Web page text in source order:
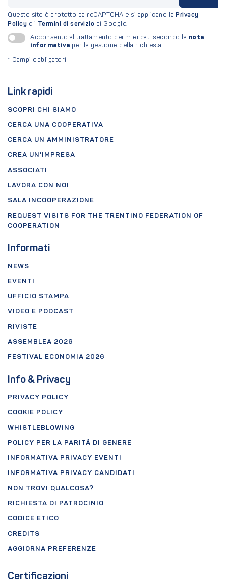
Link rapidi
SCOPRI CHI SIAMO
CERCA UNA COOPERATIVA
CERCA UN AMMINISTRATORE
CREA UN'IMPRESA
ASSOCIATI
LAVORA CON NOI
SALA INCOOPERAZIONE
REQUEST VISITS FOR THE TRENTINO FEDERATION OF
COOPERATION
Informati
NEWS
EVENTI
UFFICIO STAMPA
VIDEO E PODCAST
RIVISTE
ASSEMBLEA 2026
FESTIVAL ECONOMIA 2026
Info & Privacy
PRIVACY POLICY
COOKIE POLICY
WHISTLEBLOWING
POLICY PER LA PARITÀ DI GENERE
INFORMATIVA PRIVACY EVENTI
INFORMATIVA PRIVACY CANDIDATI
NON TROVI QUALCOSA?
RICHIESTA DI PATROCINIO
CODICE ETICO
CREDITS
AGGIORNA PREFERENZE
Questo sito è protetto da reCAPTCHA e si applicano la Privacy
Policy e i Termini di servizio di Google.
Acconsento al trattamento dei miei dati secondo la nota
informativa per la gestione della richiesta.
* Campi obbligatori